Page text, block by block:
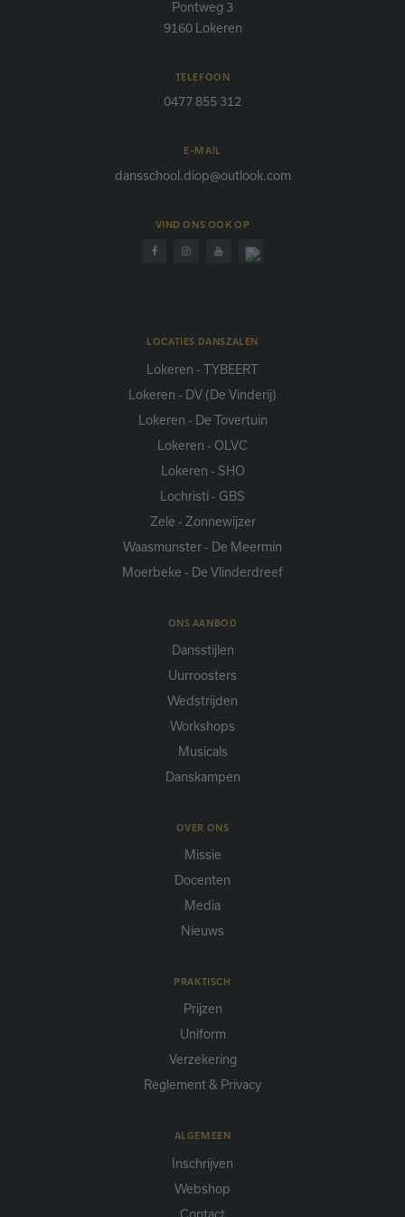
uitsluitend voor gebruik door de eigenaar van de
Pontweg 3
9160 Lokeren
TELEFOON
0477 855 312
E-MAIL
dansschool.diop@outlook.com
VIND ONS OOK OP
LOCATIES DANSZALEN
Lokeren - TYBEERT
Lokeren - DV (De Vinderij)
Lokeren - De Tovertuin
Lokeren - OLVC
Lokeren - SHO
Lochristi - GBS
Zele - Zonnewijzer
Waasmunster - De Meermin
Moerbeke - De Vlinderdreef
ONS AANBOD
Dansstijlen
Uurroosters
Wedstrijden
Workshops
Musicals
Danskampen
OVER ONS
Missie
Docenten
Media
Nieuws
PRAKTISCH
Prijzen
Uniform
Verzekering
Reglement & Privacy
ALGEMEEN
Inschrijven
Webshop
Contact